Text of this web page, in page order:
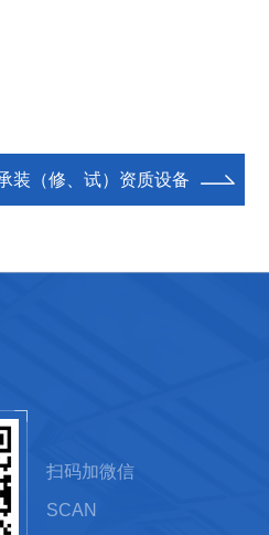
装（修、试）资质设备
扫码加微信
SCAN